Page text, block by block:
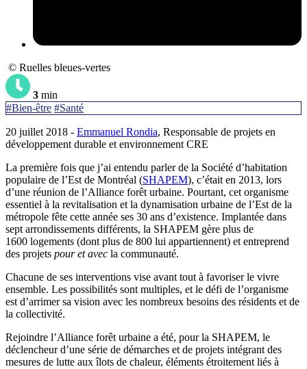
© Ruelles bleues-vertes
3 min
#Bien-être #Santé
20 juillet 2018 - Emmanuel Rondia, Responsable de projets en
développement durable et environnement CRE
La première fois que j’ai entendu parler de la Société d’habitation
populaire de l’Est de Montréal (SHAPEM), c’était en 2013, lors
d’une réunion de l’Alliance forêt urbaine. Pourtant, cet organisme
essentiel à la revitalisation et la dynamisation urbaine de l’Est de la
métropole fête cette année ses 30 ans d’existence. Implantée dans
sept arrondissements différents, la SHAPEM gère plus de
1600 logements (dont plus de 800 lui appartiennent) et entreprend
des projets pour et avec la communauté.
Chacune de ses interventions vise avant tout à favoriser le vivre
ensemble. Les possibilités sont multiples, et le défi de l’organisme
est d’arrimer sa vision avec les nombreux besoins des résidents et de
la collectivité.
Rejoindre l’Alliance forêt urbaine a été, pour la SHAPEM, le
déclencheur d’une série de démarches et de projets intégrant des
mesures de lutte aux îlots de chaleur, éléments étroitement liés à